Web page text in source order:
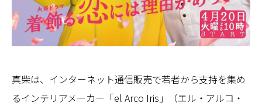
真柴は、インターネット通信販売で若者から支持を集め
るインテリアメーカー「el Arco Iris」（エル・アルコ・